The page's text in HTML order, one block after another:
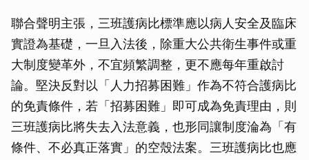
聯合聲明主張，三班護病比標準應以病人安全及臨床
實證為基礎，一旦入法後，除重大公共衛生事件或重
大制度變革外，不宜頻繁調整，更不應每年重啟討
論。堅決反對以「人力招募困難」作為不符合護病比
的免責條件，若「招募困難」即可成為免責理由，則
三班護病比將失去入法意義，也形同讓制度淪為「有
條件、不必真正落實」的空殼法案。三班護病比也應